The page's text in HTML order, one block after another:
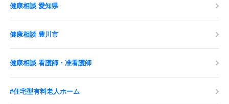
健康相談 愛知県
健康相談 豊川市
健康相談 看護師・准看護師
#住宅型有料老人ホーム